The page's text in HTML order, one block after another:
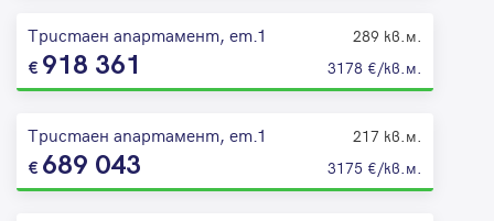
Тристаен апартамент, ет.1 289 кв.м.
918 361 3178 €/кв.м.
Тристаен апартамент, ет.1 217 кв.м.
689 043 3175 €/кв.м.